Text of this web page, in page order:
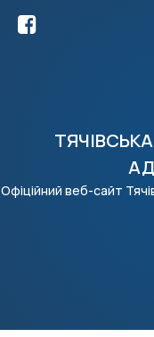
Офіційний веб-сайт